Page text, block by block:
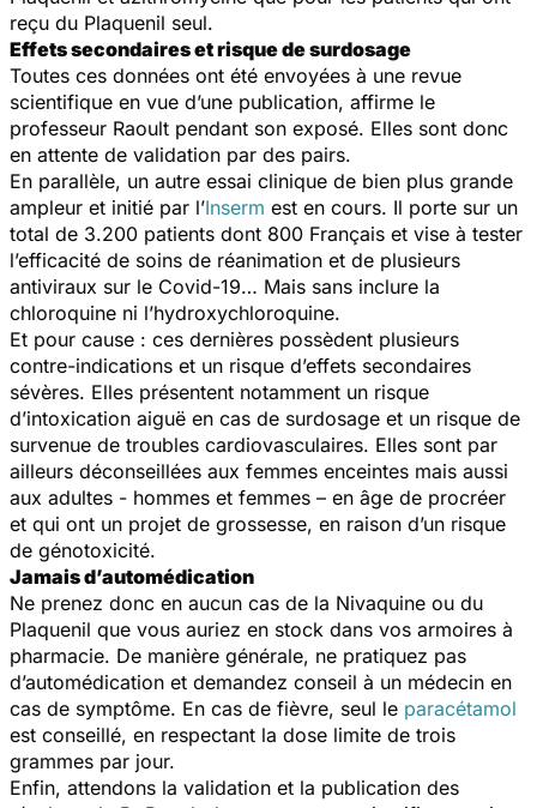
reçu du Plaquenil seul.
Effets secondaires et risque de surdosage
Toutes ces données ont été envoyées à une revue
scientifique en vue d’une publication, affirme le
professeur Raoult pendant son exposé. Elles sont donc
en attente de validation par des pairs.
En parallèle, un autre essai clinique de bien plus grande
ampleur et initié par l’Inserm est en cours. Il porte sur un
total de 3.200 patients dont 800 Français et vise à tester
l’efficacité de soins de réanimation et de plusieurs
antiviraux sur le Covid-19… Mais sans inclure la
chloroquine ni l’hydroxychloroquine.
Et pour cause : ces dernières possèdent plusieurs
contre-indications et un risque d’effets secondaires
sévères. Elles présentent notamment un risque
d’intoxication aiguë en cas de surdosage et un risque de
survenue de troubles cardiovasculaires. Elles sont par
ailleurs déconseillées aux femmes enceintes mais aussi
aux adultes - hommes et femmes – en âge de procréer
et qui ont un projet de grossesse, en raison d’un risque
de génotoxicité.
Jamais d’automédication
Ne prenez donc en aucun cas de la Nivaquine ou du
Plaquenil que vous auriez en stock dans vos armoires à
pharmacie. De manière générale, ne pratiquez pas
d’automédication et demandez conseil à un médecin en
cas de symptôme. En cas de fièvre, seul le paracétamol
est conseillé, en respectant la dose limite de trois
grammes par jour.
Enfin, attendons la validation et la publication des